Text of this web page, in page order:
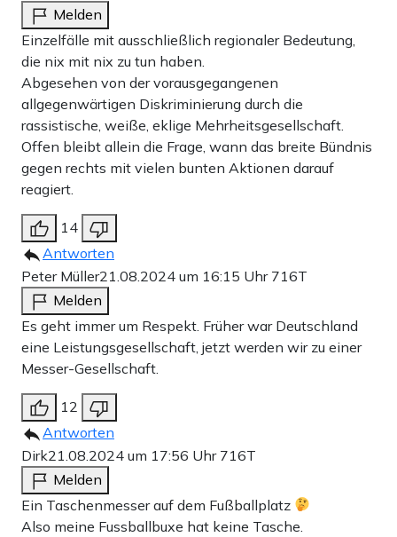
Melden
Einzelfälle mit ausschließlich regionaler Bedeutung,
die nix mit nix zu tun haben.
Abgesehen von der vorausgegangenen
allgegenwärtigen Diskriminierung durch die
rassistische, weiße, eklige Mehrheitsgesellschaft.
Offen bleibt allein die Frage, wann das breite Bündnis
gegen rechts mit vielen bunten Aktionen darauf
reagiert.
14
Antworten
Peter Müller21.08.2024 um 16:15 Uhr 716T
Melden
Es geht immer um Respekt. Früher war Deutschland
eine Leistungsgesellschaft, jetzt werden wir zu einer
Messer-Gesellschaft.
12
Antworten
Dirk21.08.2024 um 17:56 Uhr 716T
Melden
Ein Taschenmesser auf dem Fußballplatz
Also meine Fussballbuxe hat keine Tasche.